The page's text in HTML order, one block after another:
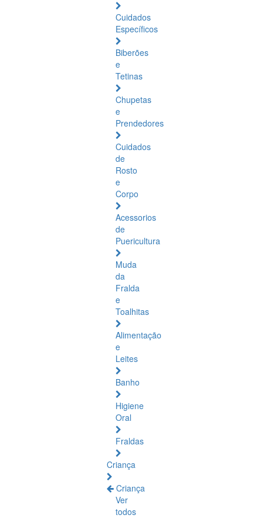
Cuidados
Específicos
Biberões
e
Tetinas
Chupetas
e
Prendedores
Cuidados
de
Rosto
e
Corpo
Acessorios
de
Puericultura
Muda
da
Fralda
e
Toalhitas
Alimentação
e
Leites
Banho
Higiene
Oral
Fraldas
Criança
Criança
Ver
todos